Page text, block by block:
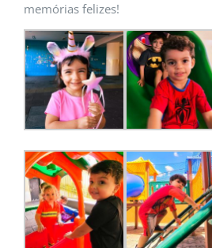
memórias felizes!